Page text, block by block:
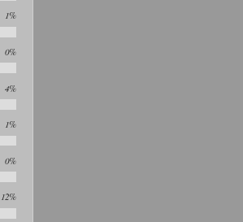
1%
0%
4%
1%
0%
12%